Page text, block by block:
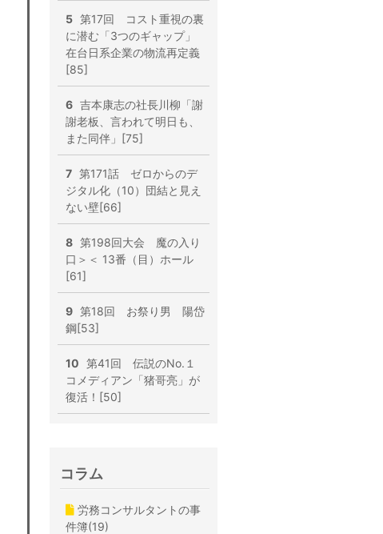
5 第17回 コスト重視の裏
に潜む「3つのギャップ」
在台日系企業の物流再定義
[85]
6 吉本康志の社長川柳「謝
謝老板、言われて明日も、
また同伴」[75]
7 第171話 ゼロからのデ
ジタル化（10）団結と見え
ない壁[66]
8 第198回大会 魔の入り
口＞＜ 13番（目）ホール
[61]
9 第18回 お祭り男 陽岱
鋼[53]
10 第41回 伝説のNo.１
コメディアン「猪哥亮」が
復活！[50]
コラム
労務コンサルタントの事
件簿(19)